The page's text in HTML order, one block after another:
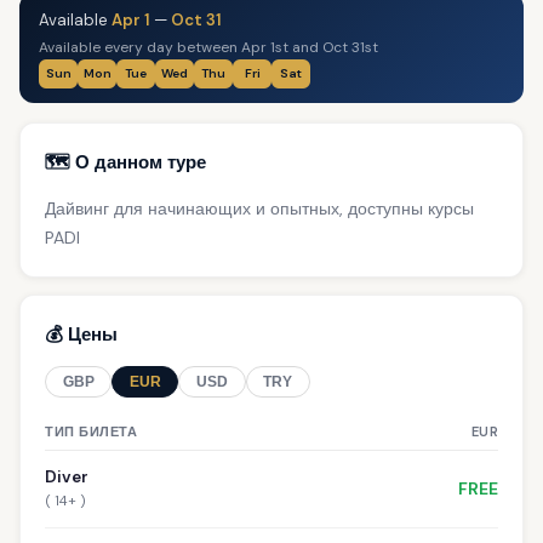
Available Apr 1 — Oct 31
Available every day between Apr 1st and Oct 31st
Sun Mon Tue Wed Thu Fri Sat
🗺️ О данном туре
Дайвинг для начинающих и опытных, доступны курсы
PADI
💰 Цены
GBP EUR USD TRY
ТИП БИЛЕТА EUR
Diver
( 14+ )
FREE